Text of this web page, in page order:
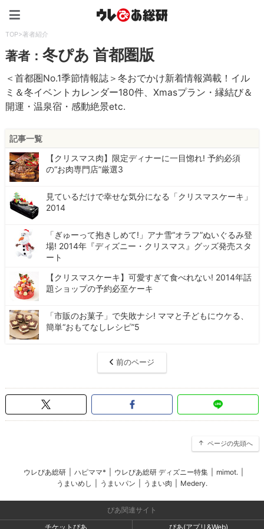
TOP>著者紹介
著者：冬ぴあ 首都圏版
＜首都圏No.1季節情報誌＞冬おでかけ新着情報満載！イル
ミ＆冬イベントカレンダー180件、Xmasプラン・縁結び＆
開運・温泉宿・感動絶景etc.
記事一覧
【クリスマス肉】限定ディナーに一目惚れ! 予約必須
の“お肉専門店”厳選3
見ているだけで幸せな気分になる「クリスマスケーキ」
2014
「ぎゅーって抱きしめて!」アナ雪“オラフ”ぬいぐるみ登
場! 2014年『ディズニー・クリスマス』グッズ発売スタ
ート
【クリスマスケーキ】可愛すぎて食べれない! 2014年話
題ショップの予約必至ケーキ
「市販のお菓子」で失敗ナシ! ママと子どもにウケる、
簡単“おもてなしレシピ”5
前のページ
ページの先頭へ
ウレぴあ総研 ハピママ* ウレぴあ総研 ディズニー特集 mimot.
うまいめし
うまいパン うまい肉 Medery.
ぴあ関連サイト
チケットぴあ
ぴあ(アプリ&Web)